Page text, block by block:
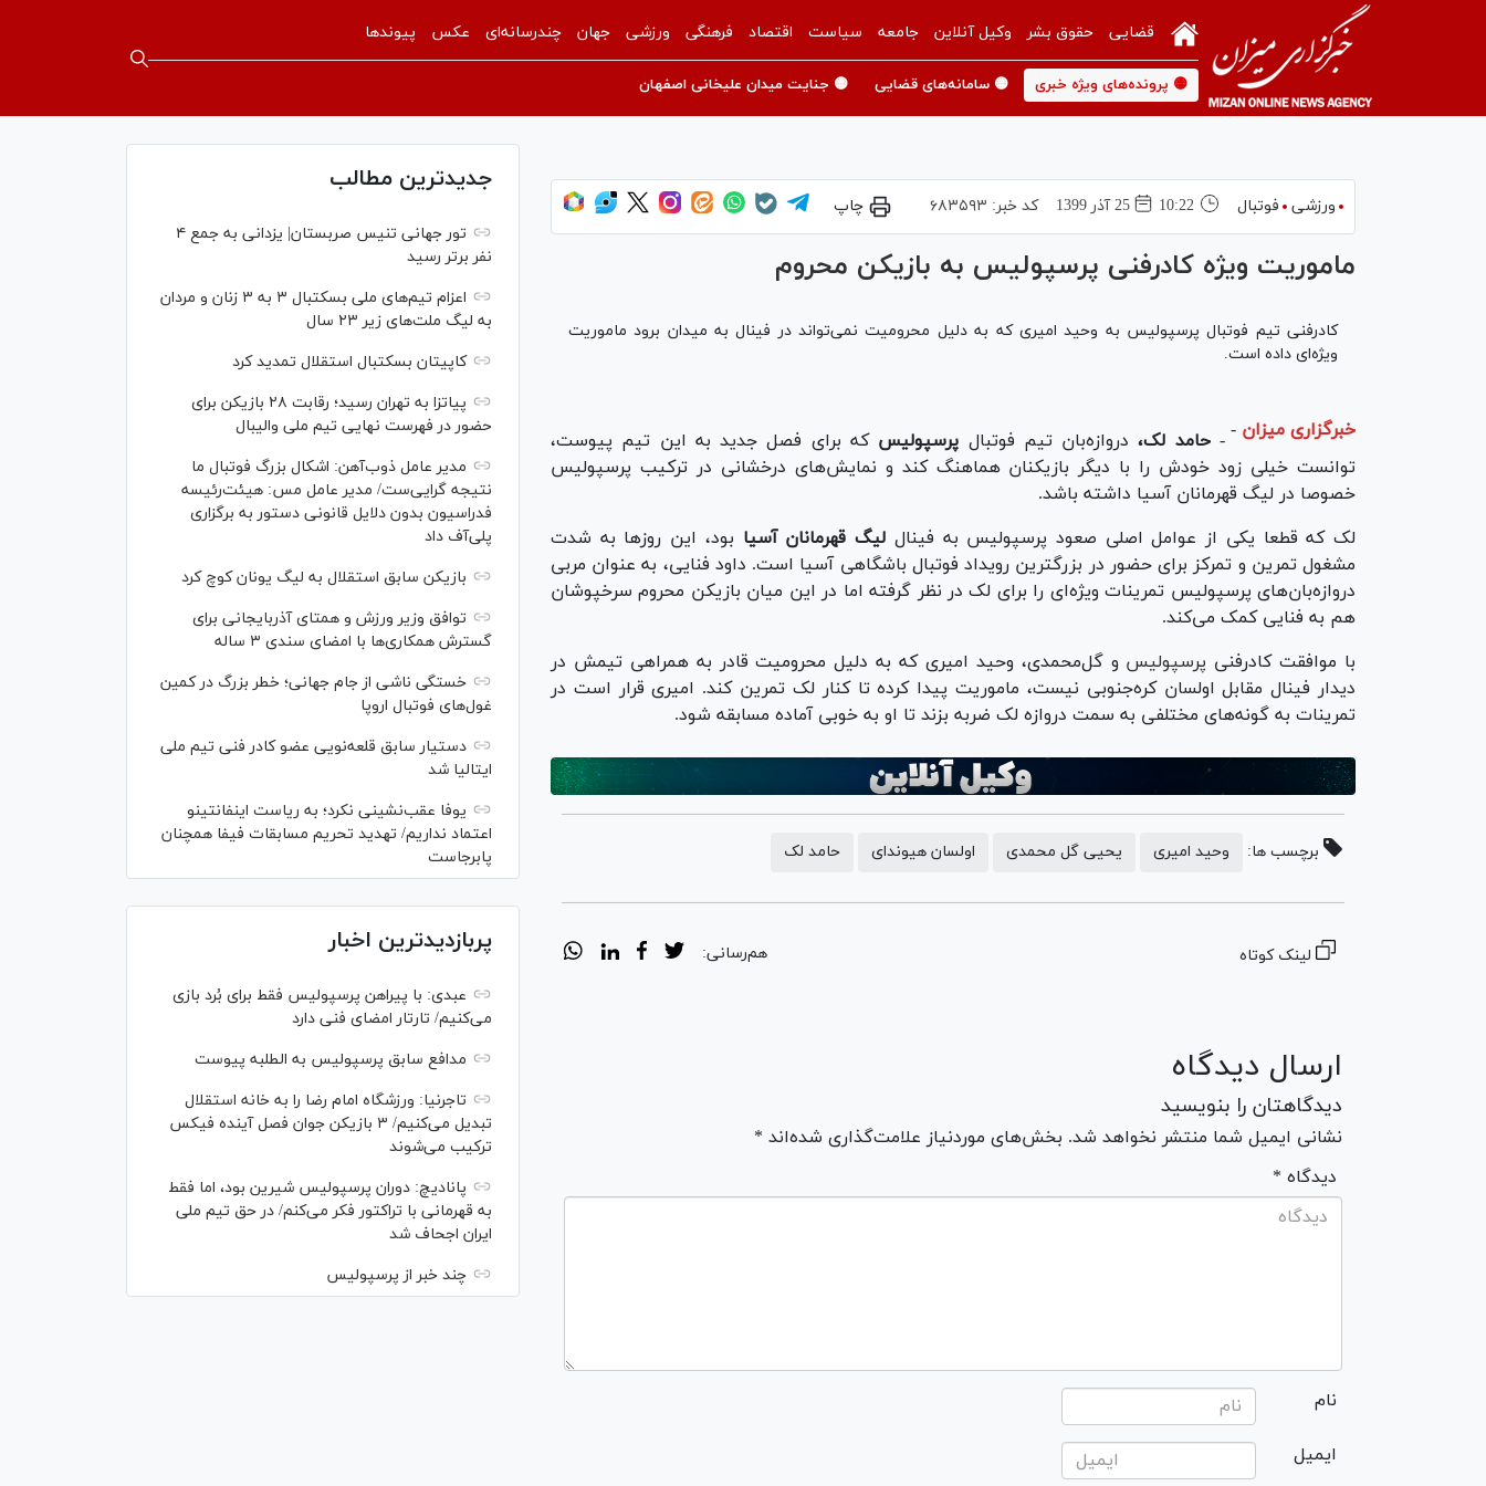
قضایی حقوق بشر وکیل آنلاین جامعه سیاست اقتصاد فرهنگی ورزشی جهان چندرسانه‌ای عکس پیوندها
🟡 پرونده‌های ویژه خبری 🟡 سامانه‌های قضایی 🟡 جنایت میدان علیخانی اصفهان
ورزشی فوتبال 10:22 25 آذر 1399 کد خبر: ۶۸۳۵۹۳ چاپ
ماموریت ویژه کادرفنی پرسپولیس به بازیکن محروم
کادرفنی تیم فوتبال پرسپولیس به وحید امیری که به دلیل محرومیت نمی‌تواند در فینال به میدان برود ماموریت
ویژه‌ای داده است.
خبرگزاری میزان -
-حامد لک،دروازه‌بان تیم فوتبال پرسپولیس که برای فصل جدید به این تیم پیوست،
توانست خیلی زود خودش را با دیگر بازیکنان هماهنگ کند و نمایش‌های درخشانی در ترکیب پرسپولیس
خصوصا در لیگ قهرمانان آسیا داشته باشد.
لک که قطعا یکی از عوامل اصلی صعود پرسپولیس به فینال لیگ قهرمانان آسیا بود، این روز‌ها به شدت
مشغول تمرین و تمرکز برای حضور در بزرگترین رویداد فوتبال باشگاهی آسیا است. داود فنایی، به عنوان مربی
دروازه‌بان‌های پرسپولیس تمرینات ویژه‌ای را برای لک در نظر گرفته اما در این میان بازیکن محروم سرخپوشان
هم به فنایی کمک می‌کند.
با موافقت کادرفنی پرسپولیس و گل‌محمدی، وحید امیری که به دلیل محرومیت قادر به همراهی تیمش در
دیدار فینال مقابل اولسان کره‌جنوبی نیست، ماموریت پیدا کرده تا کنار لک تمرین کند. امیری قرار است در
تمرینات به گونه‌های مختلفی به سمت دروازه لک ضربه بزند تا او به خوبی آماده مسابقه شود.
برچسب ها: وحید امیری یحیی گل محمدی اولسان هیوندای حامد لک
لینک کوتاه هم‌رسانی:
ارسال دیدگاه
دیدگاهتان را بنویسید
نشانی ایمیل شما منتشر نخواهد شد. بخش‌های موردنیاز علامت‌گذاری شده‌اند *
* دیدگاه
نام
ایمیل
جدیدترین مطالب
تور جهانی تنیس صربستان| یزدانی به جمع ۴
نفر برتر رسید
اعزام تیم‌های ملی بسکتبال ۳ به ۳ زنان و مردان
به لیگ ملت‌های زیر ۲۳ سال
کاپیتان بسکتبال استقلال تمدید کرد
پیاتزا به تهران رسید؛ رقابت ۲۸ بازیکن برای
حضور در فهرست نهایی تیم ملی والیبال
مدیر عامل ذوب‌آهن: اشکال بزرگ فوتبال ما
نتیجه گرایی‌ست/ مدیر عامل مس: هیئت‌رئیسه
فدراسیون بدون دلایل قانونی دستور به برگزاری
پلی‌آف داد
بازیکن سابق استقلال به لیگ یونان کوچ کرد
توافق وزیر ورزش و همتای آذربایجانی برای
گسترش همکاری‌ها با امضای سندی ۳ ساله
خستگی ناشی از جام جهانی؛ خطر بزرگ در کمین
غول‌های فوتبال اروپا
دستیار سابق قلعه‌نویی عضو کادر فنی تیم ملی
ایتالیا شد
یوفا عقب‌نشینی نکرد؛ به ریاست اینفانتینو
اعتماد نداریم/ تهدید تحریم مسابقات فیفا همچنان
پابرجاست
پربازدیدترین اخبار
عبدی: با پیراهن پرسپولیس فقط برای بُرد بازی
می‌کنیم/ تارتار امضای فنی دارد
مدافع سابق پرسپولیس به الطلبه پیوست
تاجرنیا: ورزشگاه امام رضا را به خانه استقلال
تبدیل می‌کنیم/ ۳ بازیکن جوان فصل آینده فیکس
ترکیب می‌شوند
پانادیچ: دوران پرسپولیس شیرین بود، اما فقط
به قهرمانی با تراکتور فکر می‌کنم/ در حق تیم ملی
ایران اجحاف شد
چند خبر از پرسپولیس